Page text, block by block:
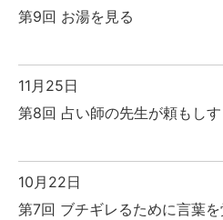
第9回 お湯を見る
11月25日
第8回 占い師の先生が頼もしす
10月22日
第7回 ブチギレるために言葉を